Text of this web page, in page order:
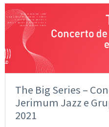
The Big Series –
Jerimum Jazz e
2021